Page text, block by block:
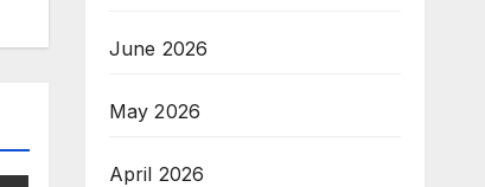
June 2026
May 2026
April 2026